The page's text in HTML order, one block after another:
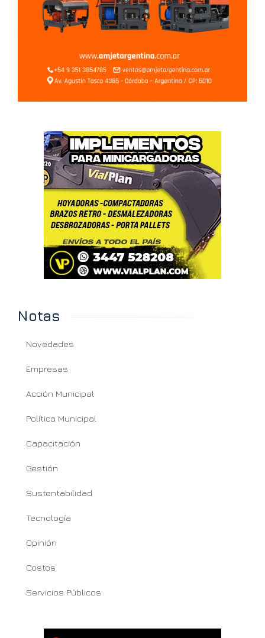
Notas
Novedades
Empresas
Acción Municipal
Política Municipal
Capacitación
Gestión
Sustentabilidad
Tecnología
Opinión
Costos
Servicios Públicos